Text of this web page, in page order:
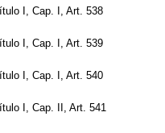
I, Cap. I, Art. 538
I, Cap. I, Art. 539
I, Cap. I, Art. 540
I, Cap. II, Art. 541